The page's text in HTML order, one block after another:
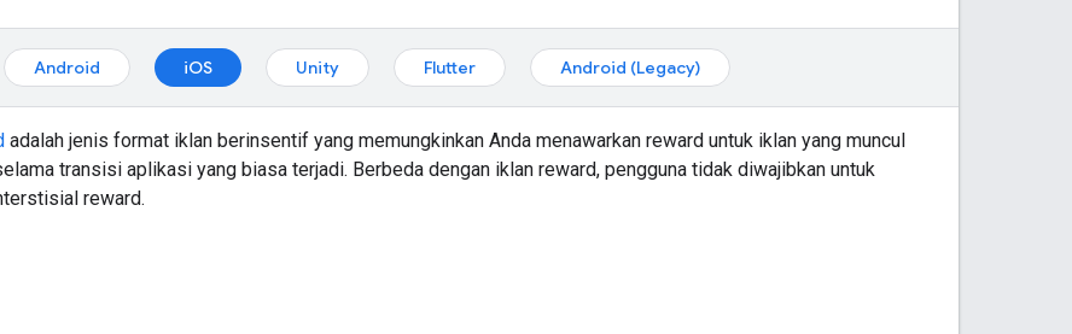
Android iOS Unity Flutter Android (Legacy)
adalah jenis format iklan berinsentif yang memungkinkan Anda menawarkan reward untuk iklan yang muncul
transisi aplikasi yang biasa terjadi. Berbeda dengan iklan reward, pengguna tidak diwajibkan untuk
reward.